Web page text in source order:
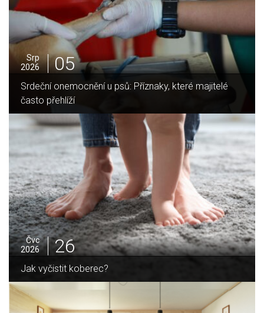
majitelé
Srp
2026
05
Jak vybrat ideální krbovou vložku? Průvodce
Čvc
2026
25